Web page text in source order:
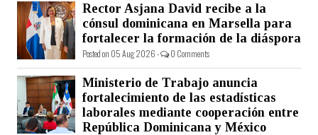
Rector Asjana David recibe a la
cónsul dominicana en Marsella para
fortalecer la formación de la diáspora
Posted on 05 Aug 2026 - 0 Comments
Ministerio de Trabajo anuncia
fortalecimiento de las estadísticas
laborales mediante cooperación entre
República Dominicana y México